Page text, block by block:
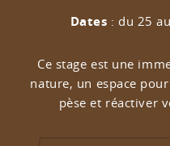
Dates : du 25
Ce stage est une
nature, un espace
pèse et réactiver